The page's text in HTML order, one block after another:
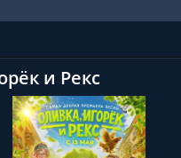
и Рекс